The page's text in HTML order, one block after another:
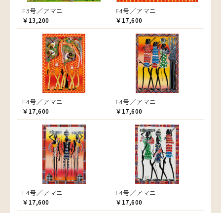
F3号／アマニ
￥13,200
F4号／アマニ
￥17,600
F4号／アマニ
￥17,600
F4号／アマニ
￥17,600
F4号／アマニ
￥17,600
F4号／アマニ
￥17,600